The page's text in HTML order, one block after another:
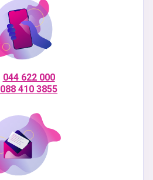
044 622 000
088 410 3855